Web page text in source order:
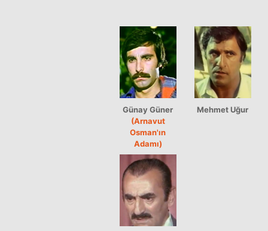
Günay Güner
(Arnavut
Osman'ın
Adamı)
Mehmet Uğur